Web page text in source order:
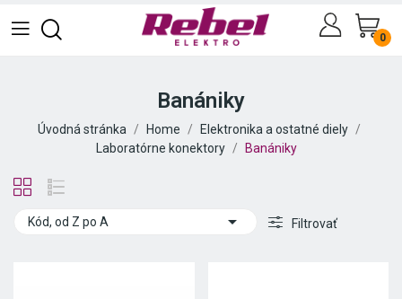
0
Banániky
Úvodná stránka Home
Elektronika a ostatné diely
Laboratórne konektory
Banániky
Kód, od Z po A  Filtrovať